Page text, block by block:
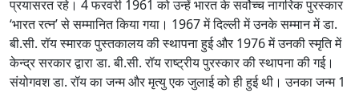
प्रयासरत रहे। 4 फरवरी 1961 को उन्हें भारत के सर्वोच्च नागरिक पुरस्कार
‘भारत रत्न’ से सम्मानित किया गया। 1967 में दिल्ली में उनके सम्मान में डा.
बी.सी. रॉय स्मारक पुस्तकालय की स्थापना हुई और 1976 में उनकी स्मृति में
केन्द्र सरकार द्वारा डा. बी.सी. रॉय राष्ट्रीय पुरस्कार की स्थापना की गई।
संयोगवश डा. रॉय का जन्म और मृत्यु एक जुलाई को ही हुई थी। उनका जन्म 1